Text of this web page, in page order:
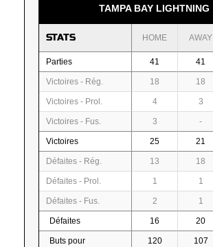
TAMPA BAY LIGHTNING
STATS HOME AWAY
Parties 41 41
Victoires - Rég. 18 18
Victoires - Prol. 4 3
Victoires - Fus. 3 -
Victoires 25 21
Défaites - Rég. 13 18
Défaites - Prol. 1 1
Défaites - Fus. 2 1
Défaites 16 20
Buts pour 120 107